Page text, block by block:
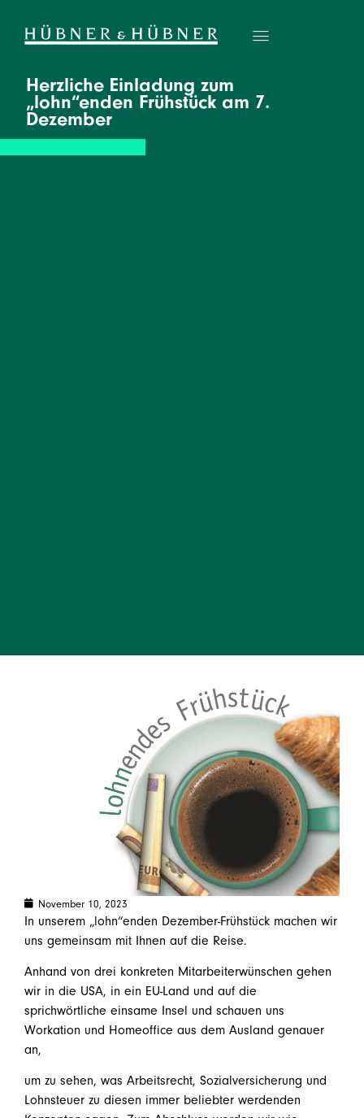
Herzliche Einladung zum
„lohn“enden Frühstück am 7.
Dezember
November 10, 2023
In unserem „lohn“enden Dezember-Frühstück machen wir
uns gemeinsam mit Ihnen auf die Reise.
Anhand von drei konkreten Mitarbeiterwünschen gehen
wir in die USA, in ein EU-Land und auf die
sprichwörtliche einsame Insel und schauen uns
Workation und Homeoffice aus dem Ausland genauer
an,
um zu sehen, was Arbeitsrecht, Sozialversicherung und
Lohnsteuer zu diesen immer beliebter werdenden